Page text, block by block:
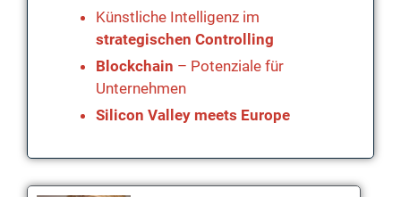
Künstliche Intelligenz im
strategischen Controlling
Blockchain – Potenziale für
Unternehmen
Silicon Valley meets Europe